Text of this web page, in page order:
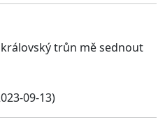
trůn mě sednout
09-13)